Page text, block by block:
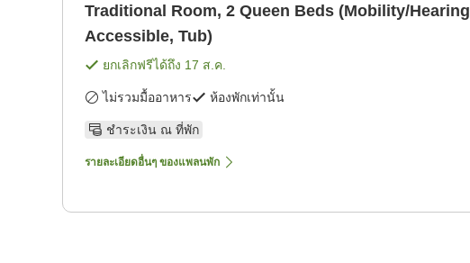
Traditional Room, 2 Queen Beds (Mobility/Hearing
Accessible, Tub)
ยกเลิกฟรีได้ถึง 17 ส.ค.
ไม่รวมมื้ออาหาร ห้องพักเท่านั้น
ชำระเงิน ณ ที่พัก
รายละเอียดอื่นๆ ของแพลนพัก